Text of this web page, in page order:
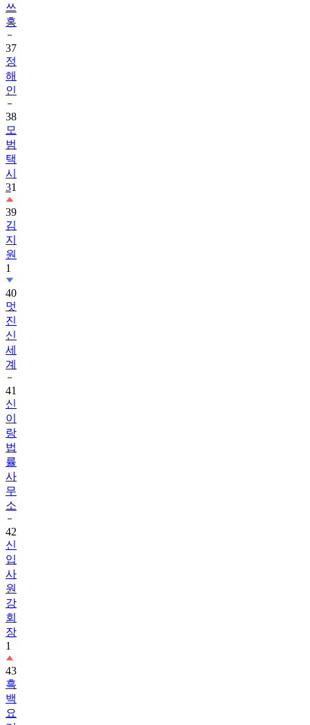
쓰
홍
37
정
해
인
38
모
범
택
시
31
39
김
지
원
1
40
멋
진
신
세
계
41
신
이
랑
법
률
사
무
소
42
신
입
사
원
강
회
장
1
43
흑
백
요